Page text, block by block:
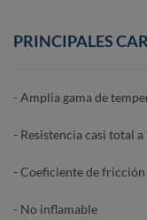
PRINCIPALES
- Amplia gama de
- Resistencia casi total
- Coeficiente de
- No inflamable